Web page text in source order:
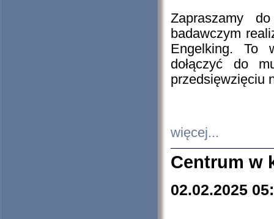
Zapraszamy
badawczym
Engelking. To
dołączyć do
przedsięwzięciu
więcej...
Centrum w
02.02.2025